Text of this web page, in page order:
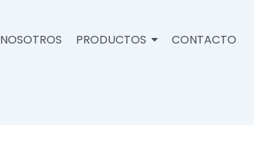
NOSOTROS PRODUCTOS CONTACTO